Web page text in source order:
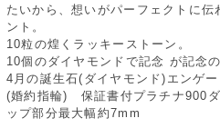
たいから、想いがパーフェクトに
ント。
10粒の煌くラッキーストーン。
10個のダイヤモンドで記念 が記念
4月の誕生石(ダイヤモンド)エンゲー
(婚約指輪) 保証書付プラチナ900
ップ部分最大幅約7mm